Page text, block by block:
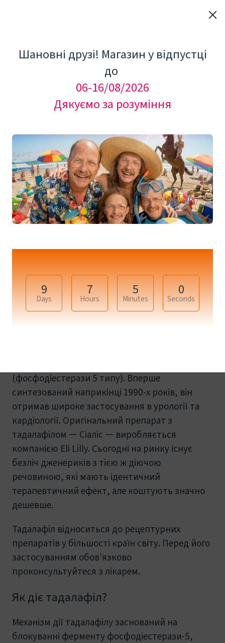
7 Apr 2026
Тадалафіл (Сіаліс): що
це таке, як діє і кому
підходить
Тадалафіл (Сіаліс): що це таке, як діє
і кому підходить
Що таке тадалафіл?
(фосфодіестерази 5 типу). Вперше
синтезований наприкінці 1990-х років, він
отримав широке застосування в урології та
кардіології. Оригінальний препарат з
тадалафілом — Сіаліс — виробляється
компанією Eli Lilly. Сьогодні на ринку існує
безліч дженериків з тією ж діючою
речовиною, які мають ідентичний
терапевтичний ефект, але коштують значно
дешевше.
Тадалафіл відноситься до рецептурних
препаратів у більшості країн світу. Перед його
застосуванням обов'язково
проконсультуйтеся з лікарем.
Як діє тадалафіл?
Механізм дії тадалафілу заснований на
блокуванні ферменту фосфодіестерази-5,
Шановні друзі! Магазин у відпустці
до
06-16/08/2026
Дякуємо за розуміння
9
Days
7
Hours
4
Minutes
59
Seconds